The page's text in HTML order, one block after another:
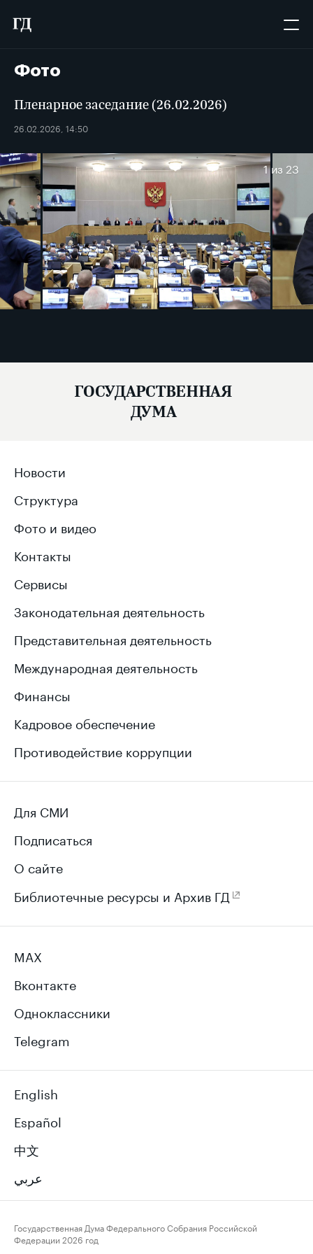
Фото
Пленарное заседание (26.02.2026)
26.02.2026, 14:50
1из 23
ГОСУДАРСТВЕННАЯ
ДУМА
Новости
Структура
Фото и видео
Контакты
Сервисы
Законодательная деятельность
Представительная деятельность
Международная деятельность
Финансы
Кадровое обеспечение
Противодействие коррупции
Для СМИ
Подписаться
О сайте
Библиотечные ресурсы и Архив ГД
MAX
Вконтакте
Одноклассники
Telegram
English
Español
中文
عربي
Государственная Дума Федерального Собрания Российской
Федерации2026 год